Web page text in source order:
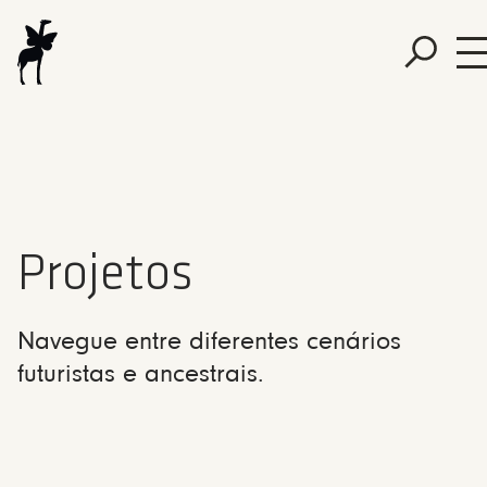
Projetos
Navegue entre diferentes cenários
futuristas e ancestrais.